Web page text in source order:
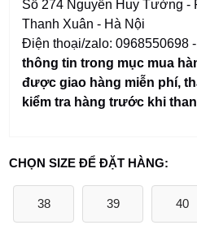
Số 274 Nguyễn Huy Tưởng -
Thanh Xuân - Hà Nội
Điện thoại/zalo: 0968550698
thông tin trong mục mua
được giao hàng miễn phí,
kiểm tra hàng trước khi
CHỌN SIZE ĐỂ ĐẶT HÀNG:
38 39 40